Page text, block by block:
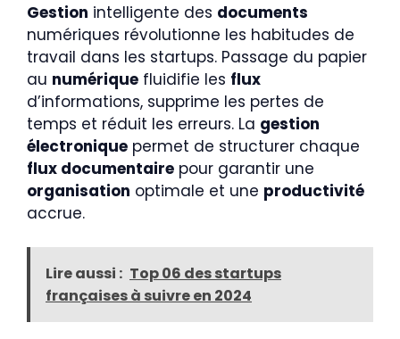
Gestion intelligente des documents
numériques révolutionne les habitudes de
travail dans les startups. Passage du papier
au numérique fluidifie les flux
d’informations, supprime les pertes de
temps et réduit les erreurs. La gestion
électronique permet de structurer chaque
flux documentaire pour garantir une
organisation optimale et une productivité
accrue.
Lire aussi : Top 06 des startups
françaises à suivre en 2024